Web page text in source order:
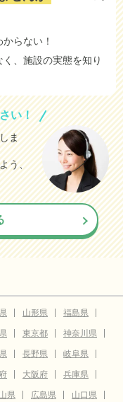
らない！
、施設の実態を知り
い！
ま
う、
山形県
福島県
東京都
神奈川県
長野県
岐阜県
大阪府
兵庫県
県 広島県
山口県